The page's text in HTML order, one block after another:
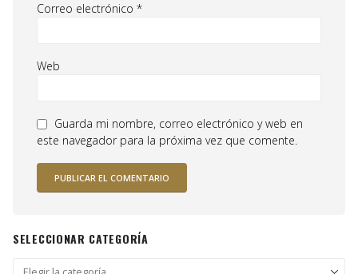
Correo electrónico *
Web
Guarda mi nombre, correo electrónico y web en
este navegador para la próxima vez que comente.
SELECCIONAR CATEGORÍA
Seleccionar